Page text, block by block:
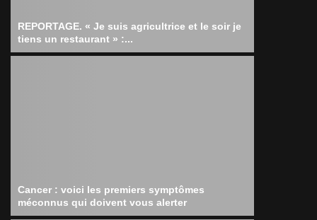
REPORTAGE. « Je suis agricultrice et le soir je
tiens un restaurant » :...
Cancer : voici les premiers symptômes
méconnus qui doivent vous alerter